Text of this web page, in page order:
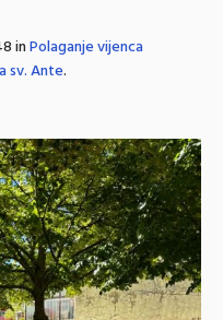
inPolaganje vijenca
sv. Ante.